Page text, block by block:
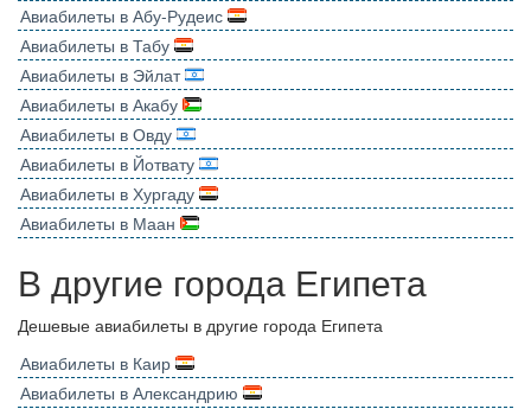
Авиабилеты в Абу-Рудеис
Авиабилеты в Табу
Авиабилеты в Эйлат
Авиабилеты в Акабу
Авиабилеты в Овду
Авиабилеты в Йотвату
Авиабилеты в Хургаду
Авиабилеты в Маан
В другие города Египета
Дешевые авиабилеты в другие города Египета
Авиабилеты в Каир
Авиабилеты в Александрию